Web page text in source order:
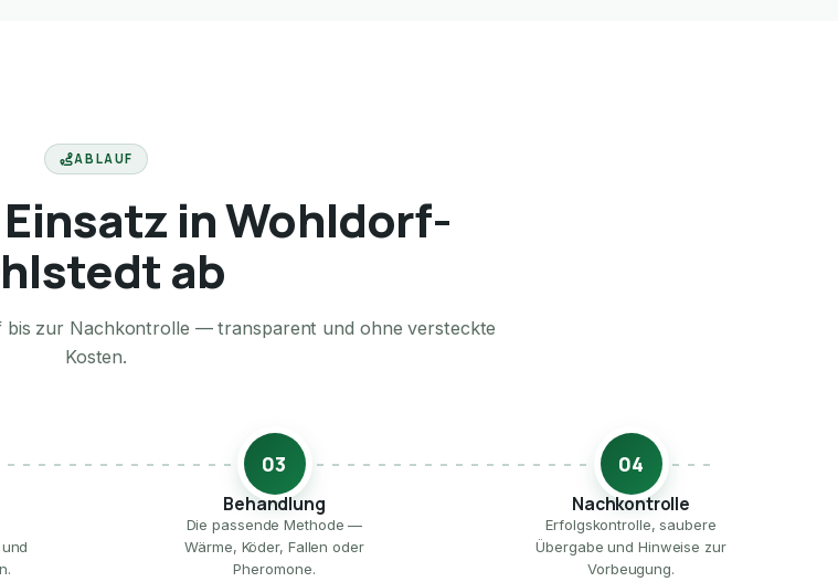
ABLAUF
in Wohldorf-
ab
zur Nachkontrolle — transparent und ohne versteckte
Kosten.
03
Behandlung
Die passende Methode —
Wärme, Köder, Fallen oder
Pheromone.
04
Nachkontrolle
Erfolgskontrolle, saubere
Übergabe und Hinweise zur
Vorbeugung.